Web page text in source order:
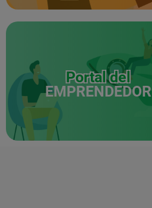
Portal del
EMPRENDEDOR